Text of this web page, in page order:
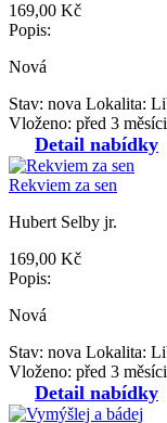
169,00 Kč
Popis:
Nová
Stav: nova Lokalita:
Vloženo: před 3
Detail nabídky
Rekviem za sen
Hubert Selby jr.
169,00 Kč
Popis:
Nová
Stav: nova Lokalita:
Vloženo: před 3
Detail nabídky